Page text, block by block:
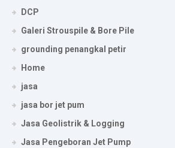
DCP
Galeri Strouspile & Bore Pile
grounding penangkal petir
Home
jasa
jasa bor jet pum
Jasa Geolistrik & Logging
Jasa Pengeboran Jet Pump